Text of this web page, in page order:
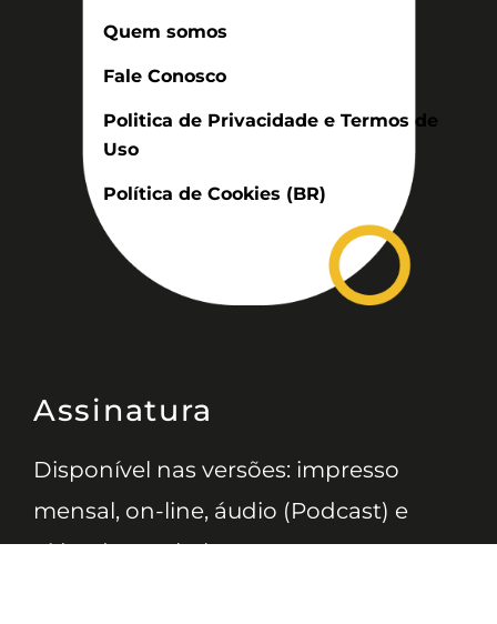
Quem somos
Fale Conosco
Politica de Privacidade e Termos de
Uso
Política de Cookies (BR)
Assinatura
Disponível nas versões: impresso
mensal, on-line, áudio (Podcast) e
vídeo (YouTube).